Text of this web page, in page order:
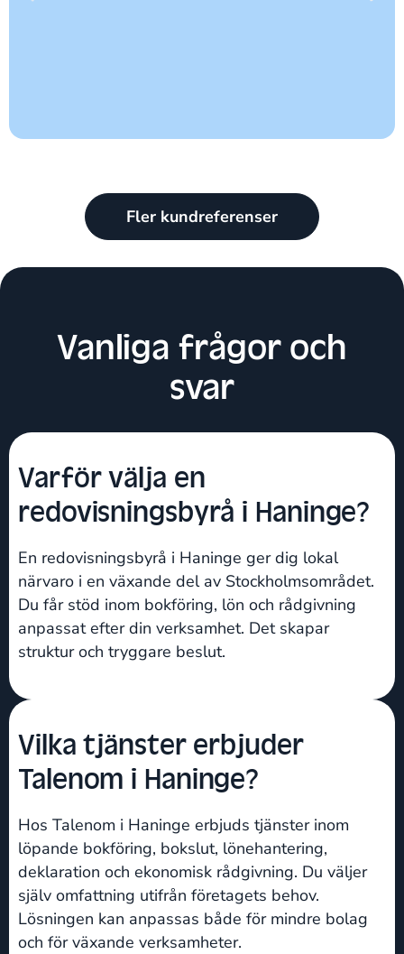
Fler kundreferenser
Vanliga frågor och
svar
Varför välja en
redovisningsbyrå i Haninge?
En redovisningsbyrå i Haninge ger dig lokal
närvaro i en växande del av Stockholmsområdet.
Du får stöd inom bokföring, lön och rådgivning
anpassat efter din verksamhet. Det skapar
struktur och tryggare beslut.
Vilka tjänster erbjuder
Talenom i Haninge?
Hos Talenom i Haninge erbjuds tjänster inom
löpande bokföring, bokslut, lönehantering,
deklaration och ekonomisk rådgivning. Du väljer
själv omfattning utifrån företagets behov.
Lösningen kan anpassas både för mindre bolag
och för växande verksamheter.